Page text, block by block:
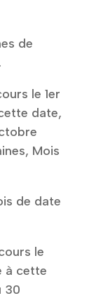
de
le 1er
date,
Mois
de date
le
à cette
30